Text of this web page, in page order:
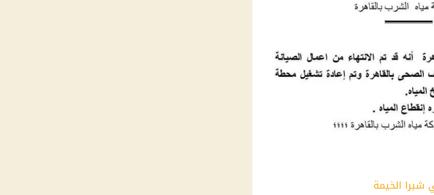
شبرا الخيمة